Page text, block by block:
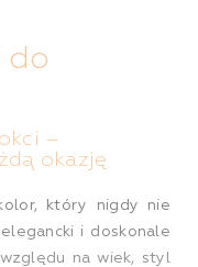
do
–
okazję
który nigdy nie
i doskonale
na wiek, styl